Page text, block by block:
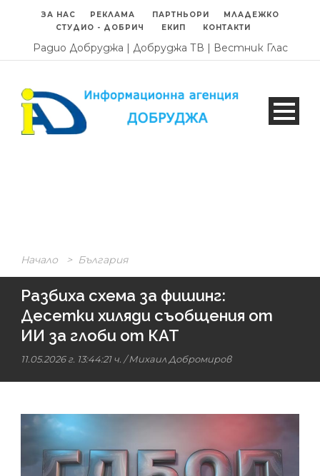
ЗА НАС РЕКЛАМА ПАРТНЬОРИ
МЛАДЕЖКО
СТУДИО - ДОБРИЧ
ЕКИП КОНТАКТИ
Радио Добруджа | Добруджа ТВ | Вестник Глас
Начало > България
Разбиха схема за фишинг:
Десетки хиляди съобщения от
ИИ за глоби от КАТ
11.05.2026 г. 13:44:21 ч. /Михаил Добромиров